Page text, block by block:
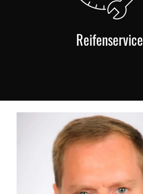
Reifenservice